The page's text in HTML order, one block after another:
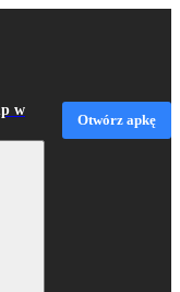
w
Otwórz apkę